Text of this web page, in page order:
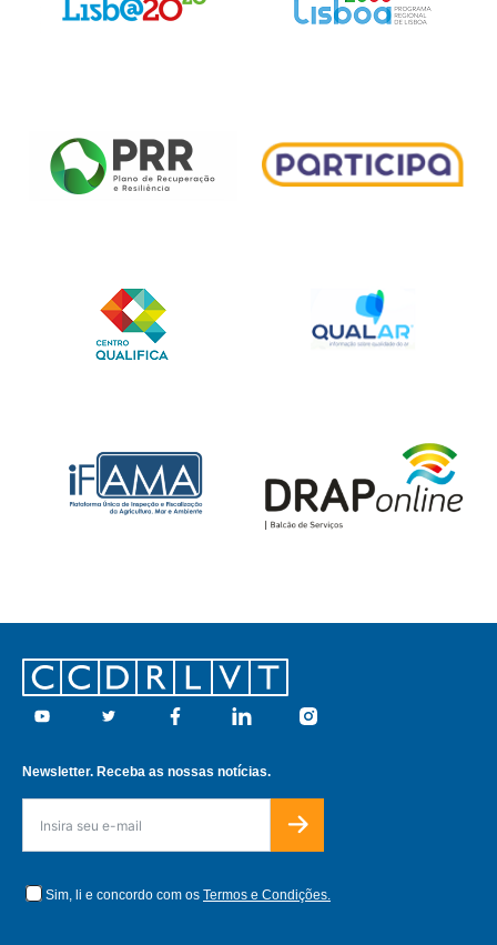
Footer
Youtube Twitter Facebook Linkedin Instagram
Newsletter. Receba as nossas notícias.
Sim, li e concordo com os Termos e Condições.